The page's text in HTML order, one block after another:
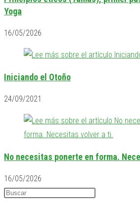
Yoga
16/05/2026
Iniciando el Otoño
24/09/2021
No necesitas ponerte en forma.
16/05/2026